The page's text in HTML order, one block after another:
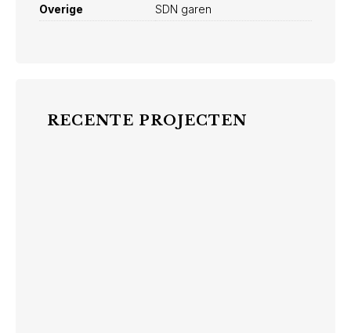
Overige SDN garen
RECENTE PROJECTEN